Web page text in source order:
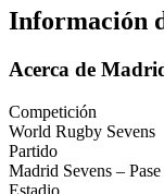
Información
Acerca de
Competición
World Rugby Sevens
Partido
Madrid Sevens –
Estadio